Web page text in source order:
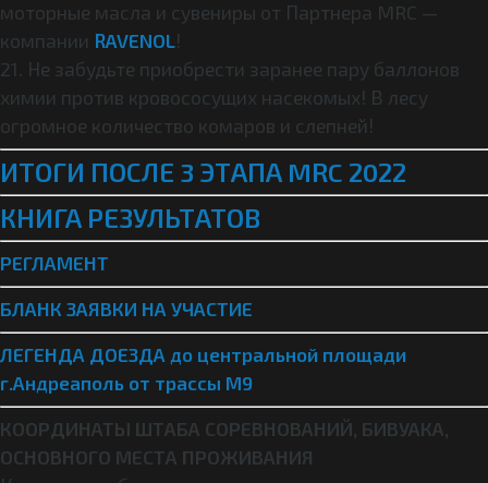
моторные масла и сувениры от Партнера MRC —
компании RAVENOL!
21. Не забудьте приобрести заранее пару баллонов
химии против кровососущих насекомых! В лесу
огромное количество комаров и слепней!
ИТОГИ ПОСЛЕ 3 ЭТАПА MRC 2022
КНИГА РЕЗУЛЬТАТОВ
РЕГЛАМЕНТ
БЛАНК ЗАЯВКИ НА УЧАСТИЕ
ЛЕГЕНДА ДОЕЗДА до центральной площади
г.Андреаполь от трассы М9
КООРДИНАТЫ ШТАБА СОРЕВНОВАНИЙ, БИВУАКА,
ОСНОВНОГО МЕСТА ПРОЖИВАНИЯ